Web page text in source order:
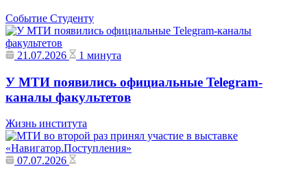
Событие Студенту
21.07.2026 1 минута
У МТИ появились официальные Telegram-
каналы факультетов
Жизнь института
07.07.2026